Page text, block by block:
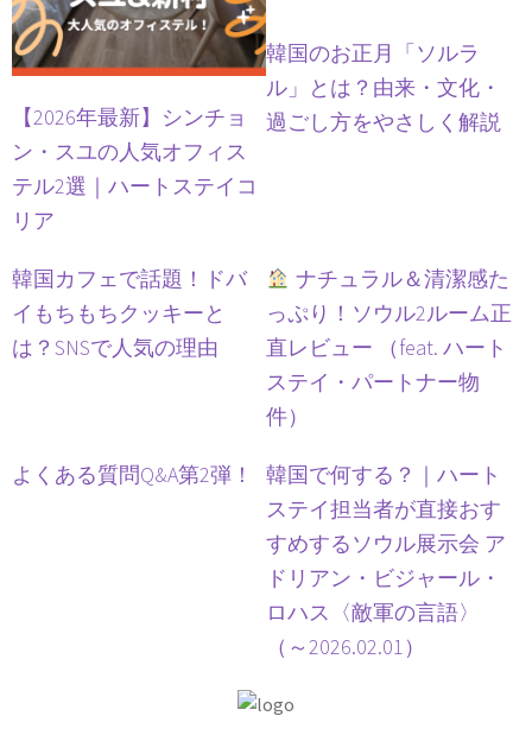
【2026年最新】シンチョ
ン・スユの人気オフィス
テル2選｜ハートステイコ
リア
韓国のお正月「ソルラ
ル」とは？由来・文化・
過ごし方をやさしく解説
韓国カフェで話題！ドバ
イもちもちクッキーと
は？SNSで人気の理由
ナチュラル＆清潔感た
っぷり！ソウル2ルーム正
直レビュー （feat. ハート
ステイ・パートナー物
件）
よくある質問Q&A第2弾！
韓国で何する？｜ハート
ステイ担当者が直接おす
すめするソウル展示会 ア
ドリアン・ビジャール・
ロハス〈敵軍の言語〉
（～2026.02.01）